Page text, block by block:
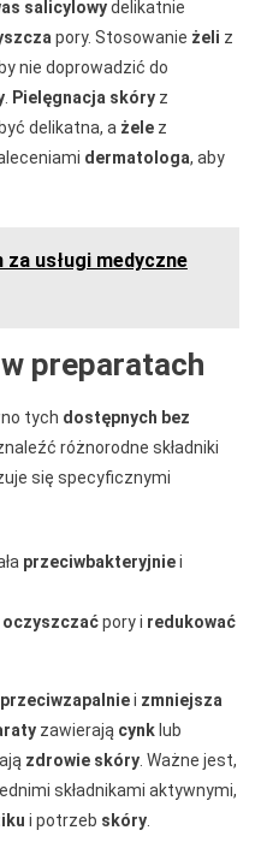
salicylowydelikatnie
pory. Stosowanie żeli z
nie doprowadzić do
. Pielęgnacja skóryz
delikatna, a żelez
dermatologa, aby
za usługi medyczne
preparatach
tych dostępnych bez
różnorodne składniki
się specyficznymi
przeciwbakteryjniei
oczyszczaćpory i redukować
przeciwzapalniei zmniejsza
zawierają cynklub
zdrowie skóry. Ważne jest,
składnikami aktywnymi,
i potrzeb skóry.